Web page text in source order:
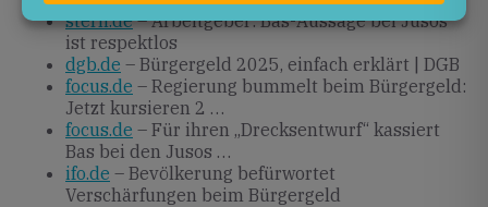
stern.de– Arbeitgeber: Bas-Aussage bei Jusos
ist respektlos
dgb.de – Bürgergeld 2025, einfach erklärt | DGB
focus.de – Regierung bummelt beim Bürgergeld:
Jetzt kursieren 2 …
focus.de – Für ihren „Drecksentwurf“ kassiert
Bas bei den Jusos …
ifo.de – Bevölkerung befürwortet
Verschärfungen beim Bürgergeld